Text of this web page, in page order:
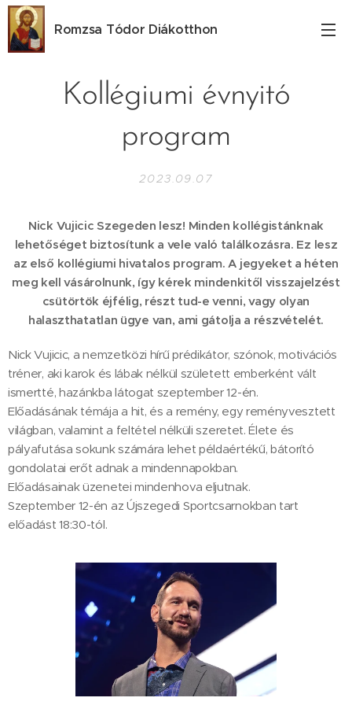
Romzsa Tódor Diákotthon
Kollégiumi évnyitó
program
2023.09.07
Nick Vujicic Szegeden lesz! Minden kollégistánknak
lehetőséget biztosítunk a vele való találkozásra. Ez lesz
az első kollégiumi hivatalos program. A jegyeket a héten
meg kell vásárolnunk, így kérek mindenkitől visszajelzést
csütörtök éjfélig, részt tud-e venni, vagy olyan
halaszthatatlan ügye van, ami gátolja a részvételét.
Nick Vujicic, a nemzetközi hírű prédikátor, szónok, motivációs
tréner, aki karok és lábak nélkül született emberként vált
ismertté, hazánkba látogat szeptember 12-én.
Előadásának témája a hit, és a remény, egy reményvesztett
világban, valamint a feltétel nélküli szeretet. Élete és
pályafutása sokunk számára lehet példaértékű, bátorító
gondolatai erőt adnak a mindennapokban.
Előadásainak üzenetei mindenhova eljutnak.
Szeptember 12-én az Újszegedi Sportcsarnokban tart
előadást 18:30-tól.